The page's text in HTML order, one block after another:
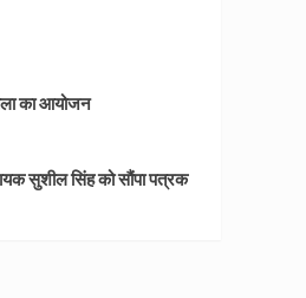
का आयोजन
सुशील सिंह को सौंपा पत्रक